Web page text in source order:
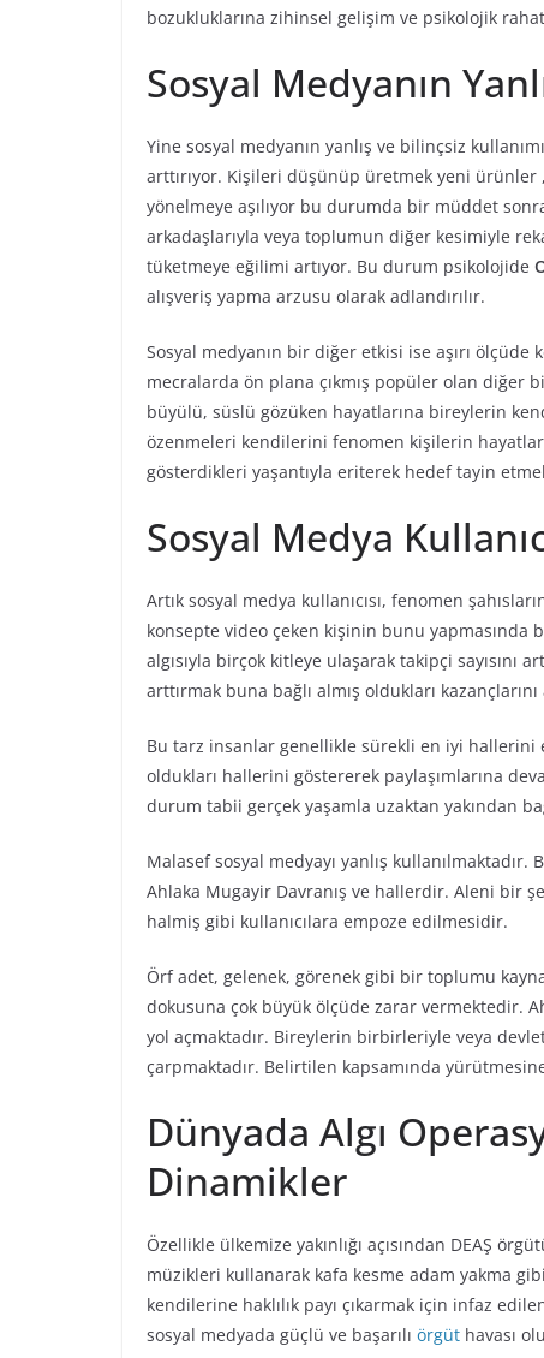
bozukluklarına zihinsel gelişim ve psikolojik
Sosyal Medyanın
Yine sosyal medyanın yanlış ve bilinçsiz
arttırıyor. Kişileri düşünüp üretmek yeni
yönelmeye aşılıyor bu durumda bir müddet
arkadaşlarıyla veya toplumun diğer kesimiyle
tüketmeye eğilimi artıyor. Bu durum psikolojide
alışveriş yapma arzusu olarak adlandırılır.
Sosyal medyanın bir diğer etkisi ise aşırı
mecralarda ön plana çıkmış popüler olan diğer
büyülü, süslü gözüken hayatlarına bireylerin
özenmeleri kendilerini fenomen kişilerin
gösterdikleri yaşantıyla eriterek hedef tayin
Sosyal Medya
Artık sosyal medya kullanıcısı, fenomen
konsepte video çeken kişinin bunu yapmasında
algısıyla birçok kitleye ulaşarak takipçi sayısını
arttırmak buna bağlı almış oldukları kazançlarını
Bu tarz insanlar genellikle sürekli en iyi hallerini
oldukları hallerini göstererek paylaşımlarına
durum tabii gerçek yaşamla uzaktan yakından
Malasef sosyal medyayı yanlış
Ahlaka Mugayir Davranış ve hallerdir. Aleni bir
halmiş gibi kullanıcılara empoze edilmesidir.
Örf adet, gelenek, görenek gibi bir toplumu
dokusuna çok büyük ölçüde zarar vermektedir.
yol açmaktadır. Bireylerin birbirleriyle veya
çarpmaktadır. Belirtilen kapsamında
Dünyada Algı
Dinamikler
Özellikle ülkemize yakınlığı açısından DEAŞ
müzikleri kullanarak kafa kesme adam yakma
kendilerine haklılık payı çıkarmak için infaz
sosyal medyada güçlü ve başarılı örgüt havası